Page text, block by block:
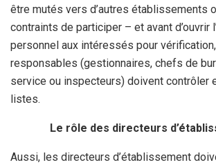
être mutés vers d’autres établissements
contraints de participer – et avant d’ouvrir
personnel aux intéressés pour
responsables (gestionnaires, chefs de
service ou inspecteurs) doivent contrôler
listes.
Le rôle des directeurs
Aussi, les directeurs d’établissement